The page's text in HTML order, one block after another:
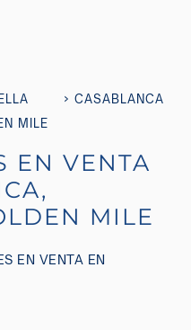
MILE
› CASABLANCA
EN VENTA
MILE
EN VENTA EN